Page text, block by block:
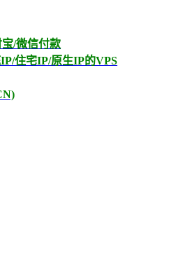
宝/微信付款
住宅IP/原生IP的VPS